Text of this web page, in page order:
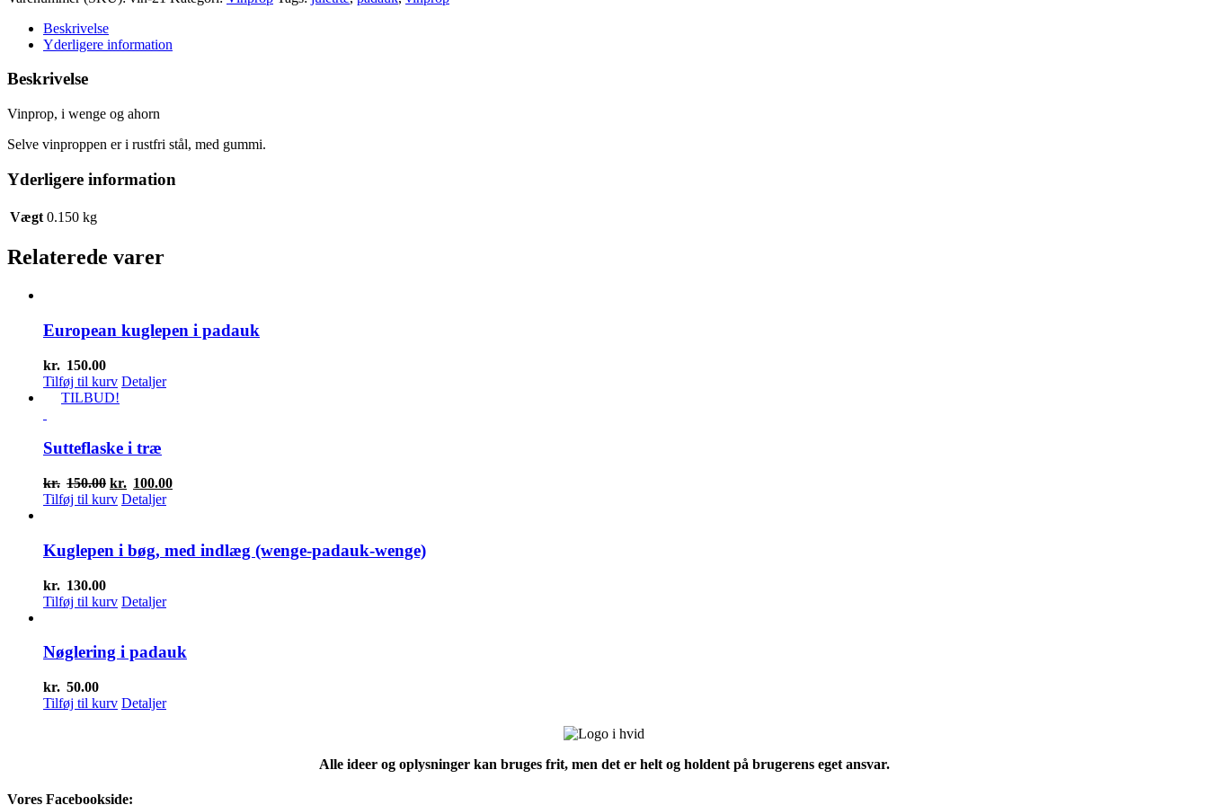
Beskrivelse
Yderligere information
Beskrivelse
Vinprop, i wenge og ahorn
Selve vinproppen er i rustfri stål, med gummi.
Yderligere information
Vægt 0.150 kg
Relaterede varer
European kuglepen i padauk
kr. 150.00
Tilføj til kurv Detaljer
TILBUD!
Sutteflaske i træ
kr. 150.00 Den
oprindelige
kr.150.00.
kr. 100.00Den
kr.100.00.
Tilføj til kurv Detaljer
Kuglepen i bøg, med indlæg (wenge-padauk-wenge)
kr. 130.00
Tilføj til kurv Detaljer
Nøglering i padauk
kr. 50.00
Tilføj til kurv Detaljer
Alle ideer og oplysninger kan bruges frit, men det er helt og holdent på brugerens eget ansvar.
Vores Facebookside: